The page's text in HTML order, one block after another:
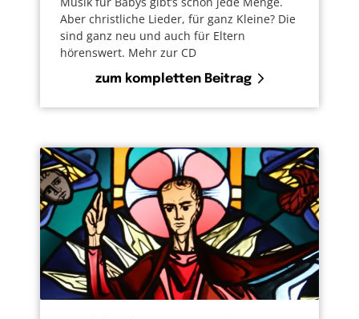
Aber christliche Lieder, für ganz Kleine? Die
sind ganz neu und auch für Eltern
hörenswert. Mehr zur CD
zum kompletten Beitrag